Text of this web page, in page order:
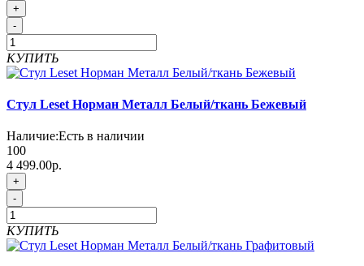
+
-
КУПИТЬ
Стул Leset Норман Металл Белый/ткань Бежевый
Наличие:Есть в наличии
100
4 499.00р.
+
-
КУПИТЬ